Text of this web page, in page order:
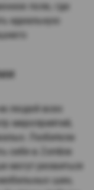
поле, где
идеальную
людей всех
мероприятий,
Любители
себя в Zombie
могут резвиться
шин,